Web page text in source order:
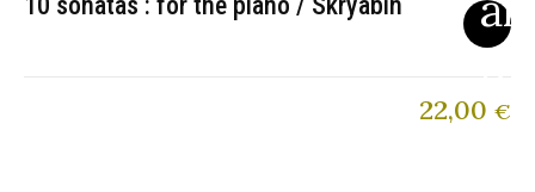
22,00 €